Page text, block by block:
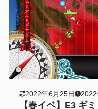
2022年6月25日 2022
【春イベ】E3 ギ